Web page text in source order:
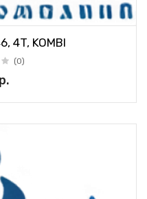
4T, KOMBI
(0)